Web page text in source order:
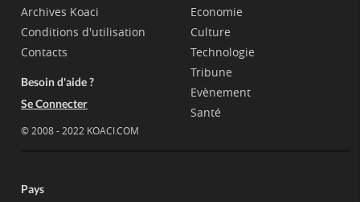
Archives Koaci
Conditions d'utilisation
Contacts
Besoin d'aide ?
Se Connecter
© 2008 - 2022 KOACI.COM
Economie
Culture
Technologie
Tribune
Evènement
Santé
Pays